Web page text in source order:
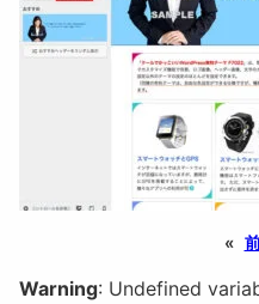
«
Warning: Undefined